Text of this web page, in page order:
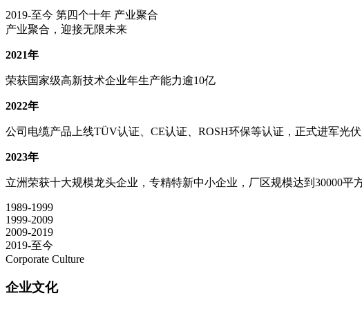
2019-至今 第四个十年 产业聚合
产业聚合，迎接无限未来
2021年
荣获国家级高新技术企业年生产能力逾10亿
2022年
公司电缆产品上线TÜV认证、CE认证、ROSH环保等认证，正式进军光
2023年
立洲荣获十大规模龙头企业，专精特新中小企业，厂区规模达到30000平
1989-1999
1999-2009
2009-2019
2019-至今
Corporate Culture
企业文化